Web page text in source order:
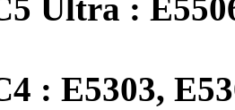
Ultra :
: E5303,